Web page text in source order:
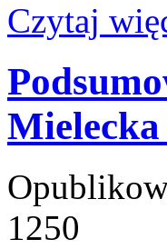
Czytaj
1250